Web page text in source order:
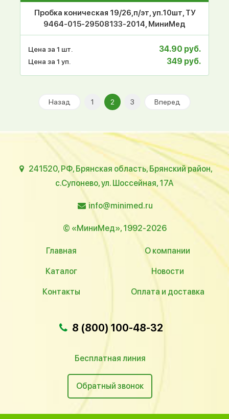
Пробка коническая 19/26,п/эт, уп.10шт, ТУ
9464-015-29508133-2014, МиниМед
Цена за 1 шт. 34.90 руб.
Цена за 1 уп. 349 руб.
Назад 1 2 3 Вперед
241520, РФ, Брянская область, Брянский район,
с.Супонево, ул. Шоссейная, 17А
info@minimed.ru
© «МиниМед», 1992-2026
Главная О компании
Каталог Новости
Контакты Оплата и доставка
8 (800) 100-48-32
Бесплатная линия
Обратный звонок